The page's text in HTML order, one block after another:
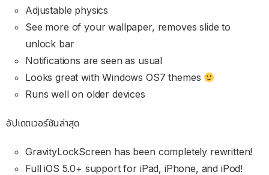
Adjustable physics
See more of your wallpaper, removes slide to
unlock bar
Notifications are seen as usual
Looks great with Windows OS7 themes
Runs well on older devices
อัปเดตเวอร์ชันล่าสุด
GravityLockScreen has been completely rewritten!
Full iOS 5.0+ support for iPad, iPhone, and iPod!